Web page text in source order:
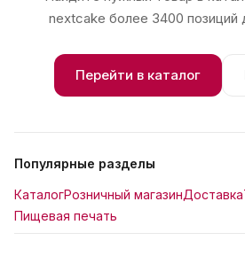
nextcake более 3400 позиций
Перейти в каталог
Популярные разделы
КаталогРозничный магазинДоставка
Пищевая печать